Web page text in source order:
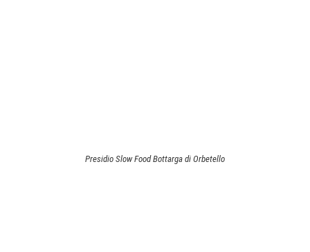
Presidio Slow Food Bottarga di Orbetello